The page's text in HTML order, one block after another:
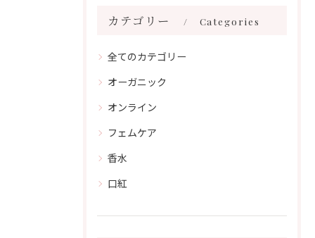
カテゴリー Categories
全てのカテゴリー
オーガニック
オンライン
フェムケア
香水
口紅